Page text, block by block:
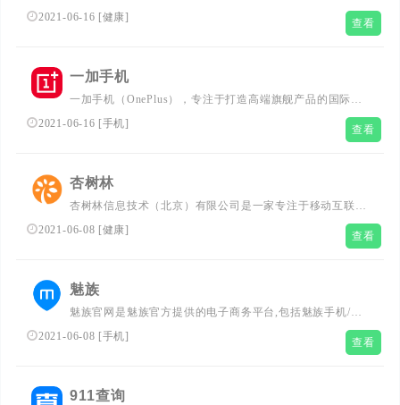
关于整形,微整形,激光美肤的社区,点评和线上特卖,平台有
5000家整形医院和近万名整形医生信息,覆盖中国大陆,韩国,
2021-06-16 [健康] 查看
一加手机
一加手机（OnePlus），专注于打造高端旗舰产品的国际化
品牌，市场遍布全球30多个国家和地区。现热销产品为一加
9、一加9Pro、一加9R、一加8系列及明星配件。一加手机
2021-06-16 [手机] 查看
杏树林
杏树林信息技术（北京）有限公司是一家专注于移动互联网
医疗应用软件开发的创业公司。公司旨在为中国的医务工作
者提供基于智能手机和平板电脑的临床信息服务。让行医更
2021-06-08 [健康] 查看
魅族
魅族官网是魅族官方提供的电子商务平台,包括魅族手机/魅
蓝手机/数码配件/生活周边等产品,提供在线购物、产品资
2021-06-08 [手机] 查看
911查询